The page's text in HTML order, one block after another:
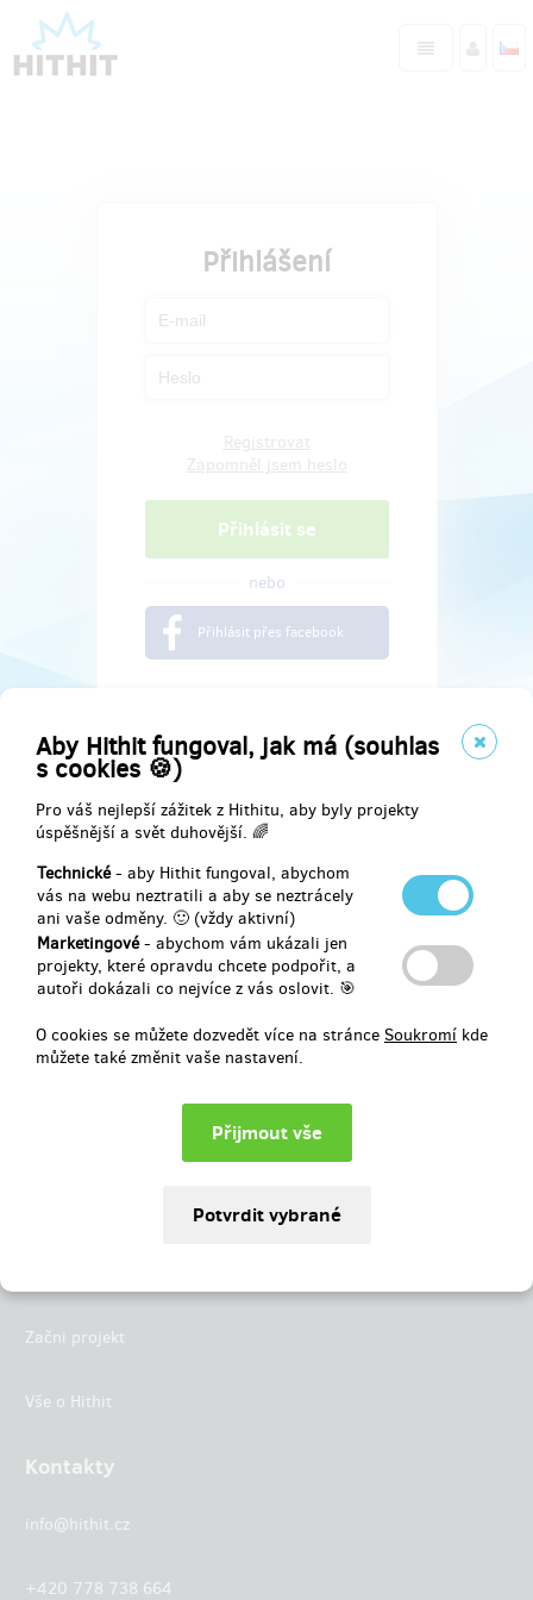
Aby Hithit fungoval, jak má (souhlas
s cookies 🍪)
Pro váš nejlepší zážitek z Hithitu, aby byly projekty
úspěšnější a svět duhovější. 🌈
Technické- aby Hithit fungoval, abychom
vás na webu neztratili a aby se neztrácely
ani vaše odměny. 🙂 (vždy aktivní)
Marketingové- abychom vám ukázali jen
projekty, které opravdu chcete podpořit, a
autoři dokázali co nejvíce z vás oslovit. 🎯
O cookies se můžete dozvedět více na stránce Soukromí kde
můžete také změnit vaše nastavení.
Přihlášení
nebo
Přihlásit přes facebook
Najdete nás na
Začni projekt
Vše o Hithit
Kontakty
info@hithit.cz
+420 778 738 664